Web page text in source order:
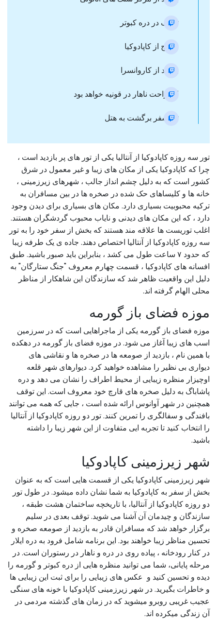
توقف در دره کبوتر
خروج از کاپادوکیا
بازدید از کاروانسرا
استراحت ناهار در قونیه خواهد بود
ترانسفر برگشت به هتل
تور سه روزه کاپادوکیا از آنتالیا یکی از تور های پر بازدید است ،
چرا که کاپادوکیا یکی از مکان های زیبا و غیر معمول در شرق
کشور است که به دلیل چشم انداز جالب ، شهرهای زیرزمینی ،
خانه ها و کلیساهای حک شده در صخره ها در بین مسافران به
ترکیه محبوبیت بسیاری دارد. مکان های بسیاری برای دیدن وجود
دارد ، که این مکان های دیدنی و نایاب محبوب گردشگران هستند.
اغلب توریست ها علاقه مند هستند که بخش از سفر خود را به تور
سه روزه کاپادوکیا از آنتالیا اختصاص دهند. جاده ی یک طرفه زیبا
که حدود ۷ ساعت طول می کشد ، بنابراین باید صبور باشید. طبق
افسانه های کاپادوکیا ، قسمت چهارم معروف "جنگ ستارگان" به
دلیل این واقعیت ظاهر شد که سازندگان این شاهکار از مناظر
محلی الهام گرفته اند.
موزه فضای باز گورمه
موزه فضای باز گورمه یکی از ماجراهایی است که در سرزمین
اسب های زیبا آغاز می شود. در موزه فضای باز گورمه در دهکده
با همین نام ، بازدید از صومعه ها در صخره ها و نقاشی های
دیواری بی نظیر را مشاهده خواهید کرد. دیوارهای شهر قلعه
اوچیزار منظره زیبایی از محیط اطراف را نشان می دهد و دره
پاشاباگ به دلیل صخره های قارچ خود معروف است. این توقف
همچنین در شهر آوانوس ارائه شده است ، جایی که همه می توانند
بافندگی و سفالگری را تمرین کنند. تور دو روزه کاپادوکیا از آنتالیا
را انتخاب کنید تا تجربه ایی متفاوت از این شهر زیبا را داشته
باشید.
شهر زیرزمینی کاپادوکیا
شهر زیرزمینی کاپادوکیا یکی از قسمت هایی است که به عنوان
بخش از سفر به کاپادوکیا به شما نشان داده میشود. در طول تور
دو روزه کاپادوکیا از آنتالیا، با تاریخچه ساختمان هشت طبقه ،
سازندگان و چیدمان آن آشنا می شوید. توقف بعدی در سلیم
برگزار خواهد شد که مسافران قادر به بازدید از صومعه صخره و
تحسین مناظر زیبا خواهند بود. این برنامه شامل فرود به دره ایلار
در کنار رودخانه ، پیاده روی در دره و ناهار در رستوران است. در
مرحله پایانی، شما می توانید منظره هایی از دره کبوتر و گورمه را
دیده و تحسین کنید و عکس های زیبایی را برای ثبت این زیبایی ها
و خاطرات بگیرید. در شهر زیرزمینی کاپادوکیا با خونه های سنگی
عجیب غریبی روبرو میشوید که در زمان های گذشته مردمی در
آن زندگی میکرده اند.